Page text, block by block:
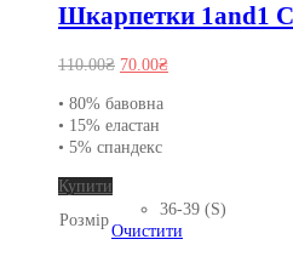
Шкарпетки 1and1
110.00₴ Оригінальна
110.00₴.
70.00₴Поточна
• 80% бавовна
• 15% еластан
• 5% спандекс
Купити
товар
має
Розмір
36-39 (S)
Очистити